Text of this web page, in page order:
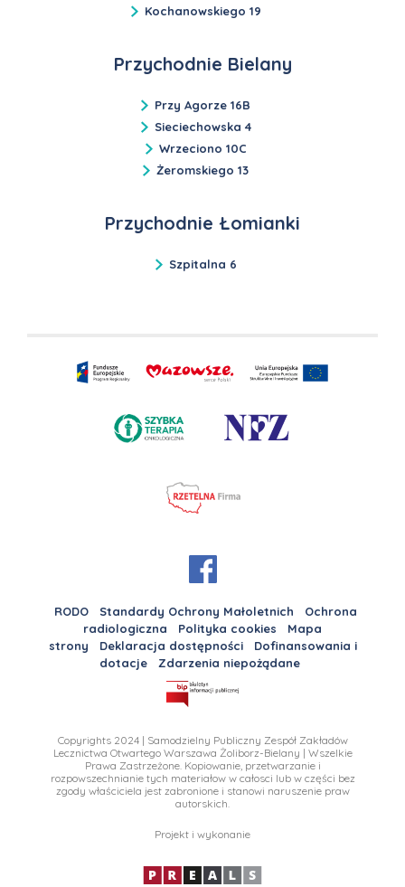
Kochanowskiego 19
Przychodnie Bielany
Przy Agorze 16B
Sieciechowska 4
Wrzeciono 10C
Żeromskiego 13
Przychodnie Łomianki
Szpitalna 6
RODO Standardy Ochrony Małoletnich
Ochrona
radiologiczna
Polityka cookies
Mapa
strony
Deklaracja dostępności
Dofinansowania i
dotacje
Zdarzenia niepożądane
Copyrights 2024 | Samodzielny Publiczny Zespół Zakładów
Lecznictwa Otwartego Warszawa Żoliborz-Bielany | Wszelkie
Prawa Zastrzeżone. Kopiowanie, przetwarzanie i
rozpowszechnianie tych materiałow w całosci lub w części bez
zgody właściciela jest zabronione i stanowi naruszenie praw
autorskich.
Projekt i wykonanie